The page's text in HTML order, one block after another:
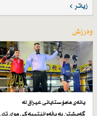
زیاتر
وەرزش
یانەی مامۆستایانی عیراق لە
گەیشتن بە پاڵەوانێتییەكی موای تای